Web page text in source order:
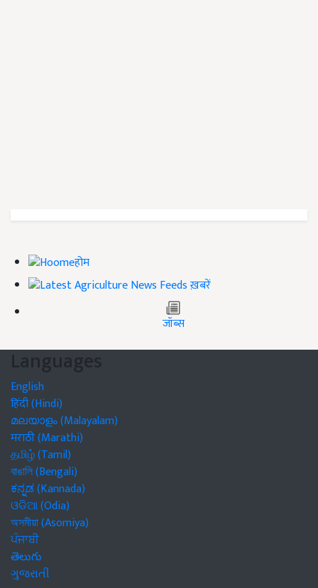
होम
ख़बरें
जॉब्स
Languages
English
हिंदी (Hindi)
മലയാളം (Malayalam)
मराठी (Marathi)
தமிழ் (Tamil)
বাঙালি (Bengali)
ಕನ್ನಡ (Kannada)
ଓଡିଆ (Odia)
অসমীয়া (Asomiya)
ਪੰਜਾਬੀ
తెలుగు
ગુજરાતી